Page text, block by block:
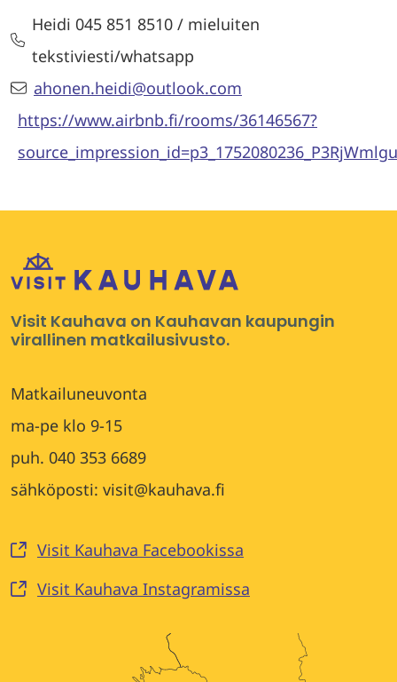
Heidi 045 851 8510 / mieluiten
tekstiviesti/whatsapp
ahonen.heidi@outlook.com
https://www.airbnb.fi/rooms/36146567?
Visit Kauhava on Kauhavan kaupungin
virallinen matkailusivusto.
Matkailuneuvonta
ma-pe klo 9-15
puh. 040 353 6689
sähköposti: visit@kauhava.fi
Visit Kauhava Facebookissa
Visit Kauhava Instagramissa